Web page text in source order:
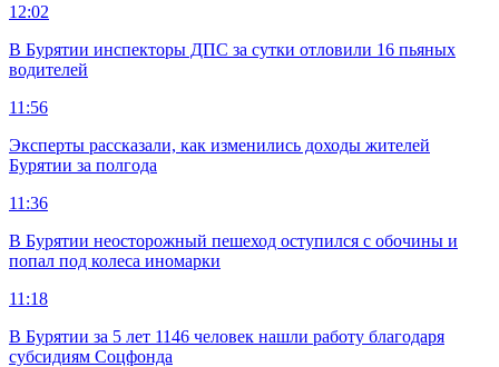
12:02
В Бурятии инспекторы ДПС за сутки отловили 16 пьяных
водителей
11:56
Эксперты рассказали, как изменились доходы жителей
Бурятии за полгода
11:36
В Бурятии неосторожный пешеход оступился с обочины и
попал под колеса иномарки
11:18
В Бурятии за 5 лет 1146 человек нашли работу благодаря
субсидиям Соцфонда